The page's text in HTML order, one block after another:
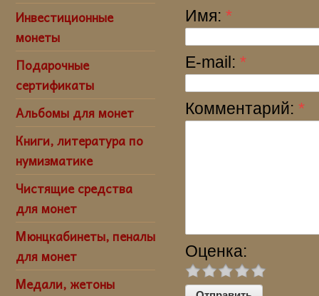
Инвестиционные
монеты
Подарочные
сертификаты
Альбомы для монет
Книги, литература по
нумизматике
Чистящие средства
для монет
Мюнцкабинеты, пеналы
для монет
Медали, жетоны
Имя: *
E-mail: *
Комментарий: *
Оценка: